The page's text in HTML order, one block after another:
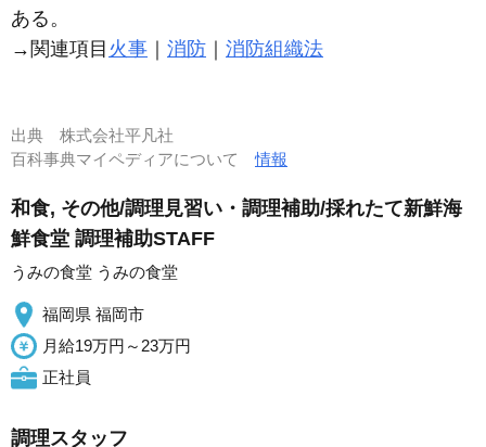
ある。
→関連項目 火事 消防 消防組織法
出典 株式会社平凡社
百科事典マイペディアについて情報
和食, その他/調理見習い・調理補助/採れたて新鮮海
鮮食堂 調理補助STAFF
うみの食堂 うみの食堂
福岡県 福岡市
月給19万円～23万円
正社員
調理スタッフ